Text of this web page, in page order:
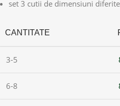
set 3 cutii de dimensiuni diferite
CANTITATE
3-5
6-8